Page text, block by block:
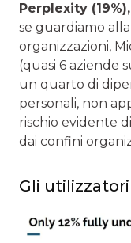
Perplexity
se guardiamo
organizzazioni,
(quasi 6 aziende
un quarto di
personali, non
rischio evidente
dai confini
Gli utilizzatori